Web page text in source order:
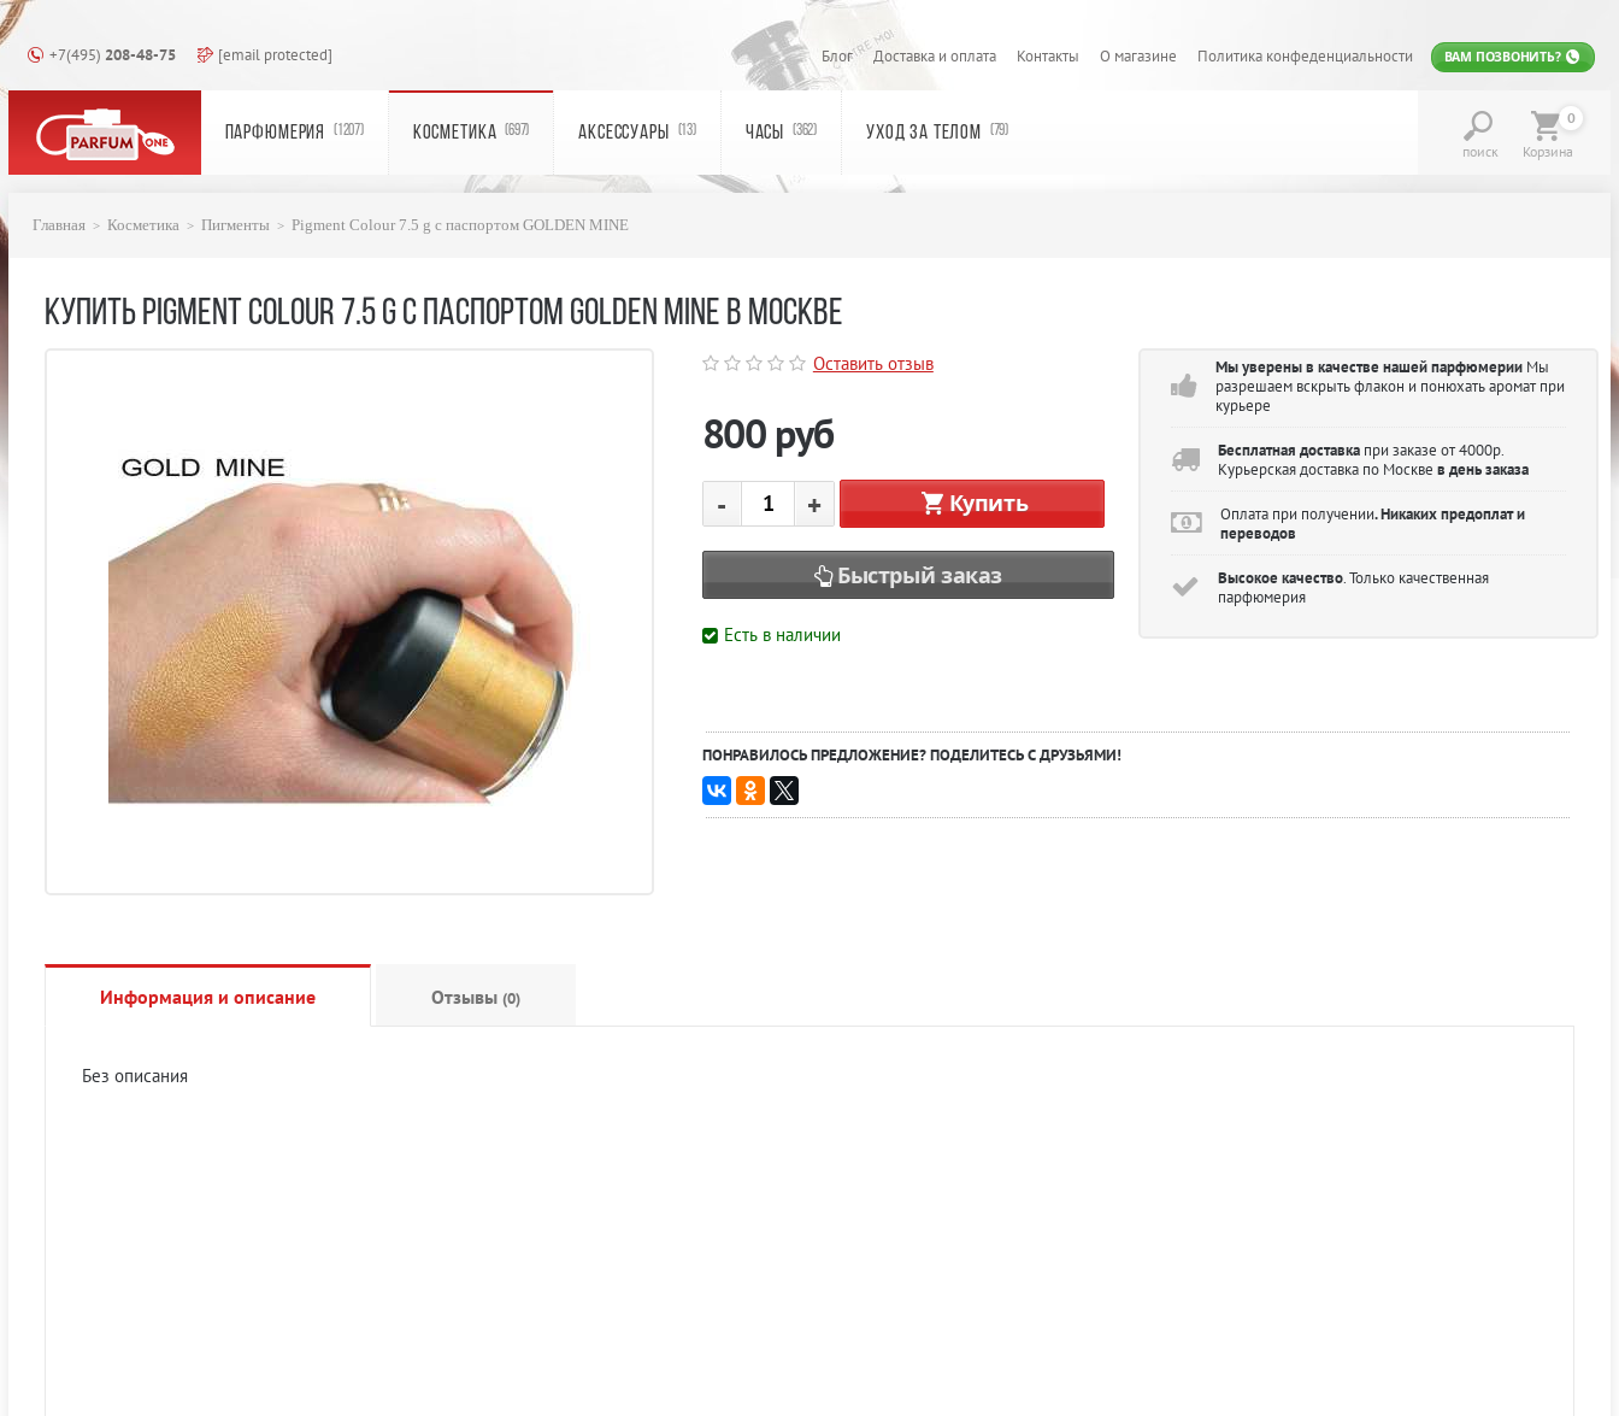
+7(495) 208-48-75 [email protected] Блог Доставка и оплата Контакты О магазине Политика конфеденциальности ВАМ ПОЗВОНИТЬ?
ПАРФЮМЕРИЯ (1207) КОСМЕТИКА (697) АКСЕССУАРЫ (13) ЧАСЫ (362) УХОД ЗА ТЕЛОМ (79)
поиск
0
Корзина
Главная Косметика Пигменты Pigment Colour 7.5 g с паспортом GOLDEN MINE
КУПИТЬ PIGMENT COLOUR 7.5 G С ПАСПОРТОМ GOLDEN MINE В МОСКВЕ
Оставить отзыв
800 руб
- + Купить
Быстрый заказ
Есть в наличии
Мы уверены в качестве нашей парфюмерииМы
разрешаем вскрыть флакон и понюхать аромат при
курьере
Бесплатная доставкапри заказе от 4000р.
Курьерская доставка по Москве в день заказа
Оплата при получении. Никаких предоплат и
переводов
Высокое качество. Только качественная
парфюмерия
ПОНРАВИЛОСЬ ПРЕДЛОЖЕНИЕ? ПОДЕЛИТЕСЬ С ДРУЗЬЯМИ!
Информация и описание Отзывы (0)
Без описания